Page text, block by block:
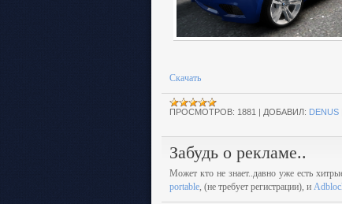
Скачать
ПРОСМОТРОВ: 1881 | ДОБАВИЛ: DENUS
Забудь о рекламе..
Может кто не знает..давно уже есть
portable, (не требует регистрации), и